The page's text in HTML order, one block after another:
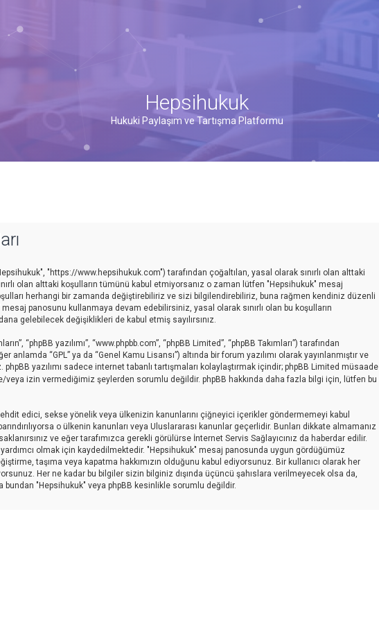
Hepsihukuk
Hukuki Paylaşım ve Tartışma Platformu
"https://www.hepsihukuk.com") tarafından çoğaltılan, yasal olarak sınırlı olan alttaki
olan alttaki koşulların tümünü kabul etmiyorsanız o zaman lütfen "Hepsihukuk" mesaj
herhangi bir zamanda değiştirebiliriz ve sizi bilgilendirebiliriz, buna rağmen kendiniz düzenli
panosunu kullanmaya devam edebilirsiniz, yasal olarak sınırlı olan bu koşulların
gelebilecek değişiklikleri de kabul etmiş sayılırsınız.
“phpBB yazılımı”, “www.phpbb.com”, “phpBB Limited”, “phpBB Takımları”) tarafından
anlamda “GPL” ya da “Genel Kamu Lisansı”) altında bir forum yazılımı olarak yayınlanmıştır ve
yazılımı sadece internet tabanlı tartışmaları kolaylaştırmak içindir; phpBB Limited müsaade
izin vermediğimiz şeylerden sorumlu değildir. phpBB hakkında daha fazla bilgi için, lütfen bu
edici, sekse yönelik veya ülkenizin kanunlarını çiğneyici içerikler göndermemeyi kabul
o ülkenin kanunları veya Uluslararası kanunlar geçerlidir. Bunları dikkate almamanız
ve eğer tarafımızca gerekli görülürse İnternet Servis Sağlayıcınız da haberdar edilir.
olmak için kaydedilmektedir. "Hepsihukuk" mesaj panosunda uygun gördüğümüz
taşıma veya kapatma hakkımızın olduğunu kabul ediyorsunuz. Bir kullanıcı olarak her
Her ne kadar bu bilgiler sizin bilginiz dışında üçüncü şahıslara verilmeyecek olsa da,
bundan "Hepsihukuk" veya phpBB kesinlikle sorumlu değildir.